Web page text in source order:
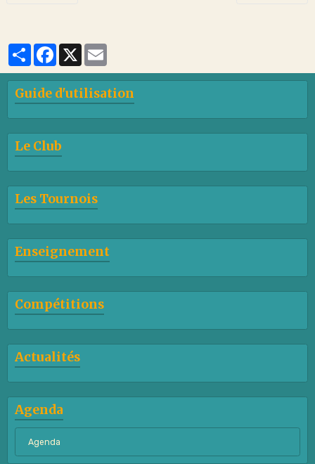
PartagerFacebook
Guide d'utilisation
Le Club
Les Tournois
Enseignement
Compétitions
Actualités
Agenda
Agenda